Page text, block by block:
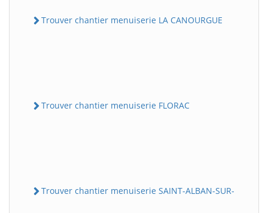
Trouver chantier menuiserie LA CANOURGUE
Trouver chantier menuiserie FLORAC
Trouver chantier menuiserie SAINT-ALBAN-SUR-